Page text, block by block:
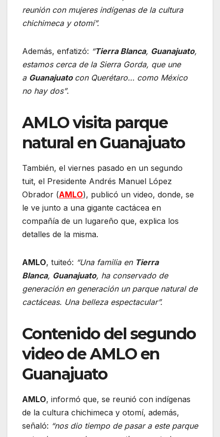
reunión con mujeres indígenas de la cultura
chichimeca y otomí”.
Además, enfatizó: “Tierra Blanca, Guanajuato,
estamos cerca de la Sierra Gorda, que une
a Guanajuato con Querétaro… como México
no hay dos”.
AMLO visita parque
natural en Guanajuato
También, el viernes pasado en un segundo
tuit, el Presidente Andrés Manuel López
Obrador (AMLO), publicó un video, donde, se
le ve junto a una gigante cactácea en
compañía de un lugareño que, explica los
detalles de la misma.
AMLO, tuiteó: “Una familia en Tierra
Blanca, Guanajuato, ha conservado de
generación en generación un parque natural de
cactáceas. Una belleza espectacular”.
Contenido del segundo
video de AMLO en
Guanajuato
AMLO, informó que, se reunió con indígenas
de la cultura chichimeca y otomí, además,
señaló: “nos dio tiempo de pasar a este parque